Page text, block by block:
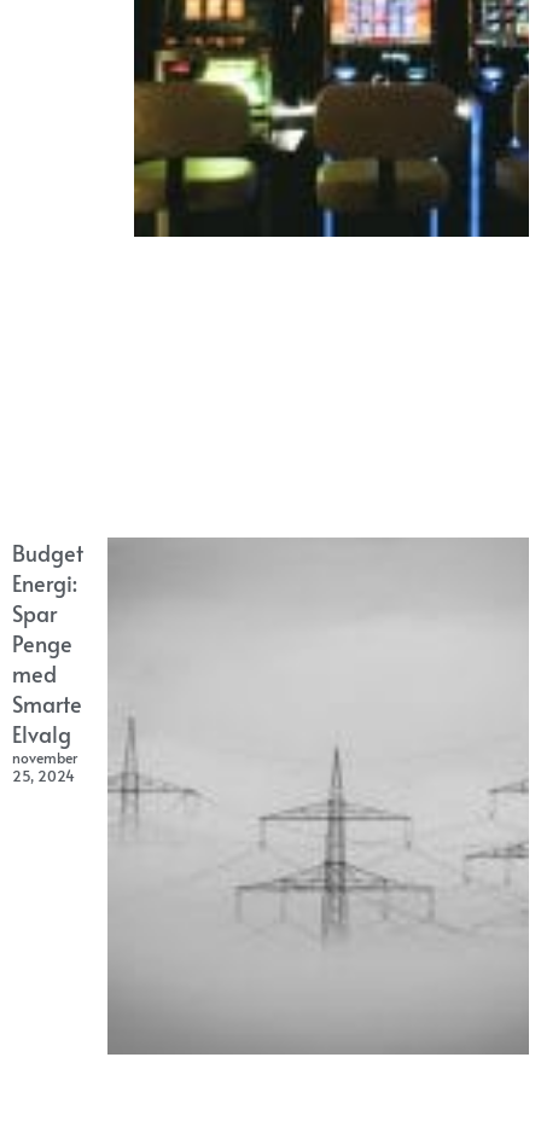
Budget
Energi:
Spar
Penge
med
Smarte
Elvalg
november
25, 2024